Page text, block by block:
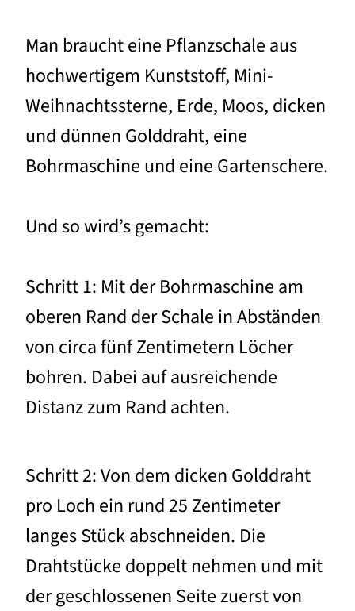
Man braucht eine Pflanzschale aus
hochwertigem Kunststoff, Mini-
Weihnachtssterne, Erde, Moos, dicken
und dünnen Golddraht, eine
Bohrmaschine und eine Gartenschere.
Und so wird’s gemacht:
Schritt 1: Mit der Bohrmaschine am
oberen Rand der Schale in Abständen
von circa fünf Zentimetern Löcher
bohren. Dabei auf ausreichende
Distanz zum Rand achten.
Schritt 2: Von dem dicken Golddraht
pro Loch ein rund 25 Zentimeter
langes Stück abschneiden. Die
Drahtstücke doppelt nehmen und mit
der geschlossenen Seite zuerst von